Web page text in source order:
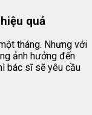
quả
tháng. Nhưng với
ảnh hưởng đến
bác sĩ sẽ yêu cầu